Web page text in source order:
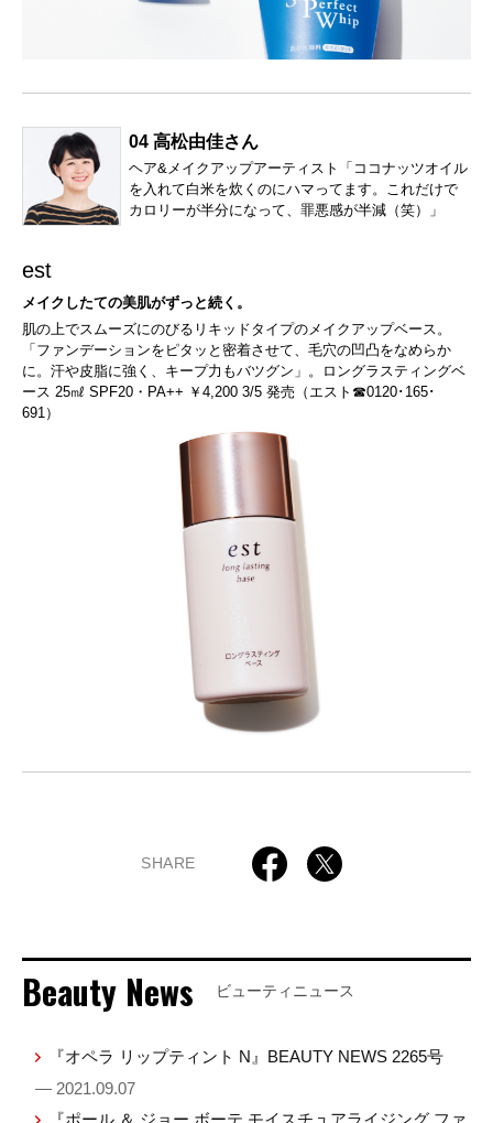
04 高松由佳さん
ヘア&メイクアップアーティスト「ココナッツオイル
を入れて白米を炊くのにハマってます。これだけで
カロリーが半分になって、罪悪感が半減（笑）」
est
メイクしたての美肌がずっと続く。
肌の上でスムーズにのびるリキッドタイプのメイクアップベース。
「ファンデーションをピタッと密着させて、毛穴の凹凸をなめらか
に。汗や皮脂に強く、キープ力もバツグン」。ロングラスティングベ
ース 25㎖ SPF20・PA++ ￥4,200 3/5 発売（エスト☎0120･165･
691）
SHARE
Beauty News ビューティニュース
『オペラ リップティント N』BEAUTY NEWS 2265号
— 2021.09.07
『ポール ＆ ジョー ボーテ モイスチュアライジング ファ